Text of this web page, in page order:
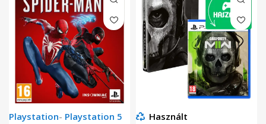
Playstation- Playstation 5
Használt